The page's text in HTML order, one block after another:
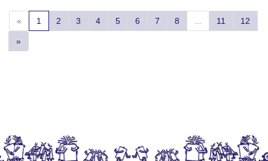
« 1 2 3 4 5 6 7 8 11 12
»